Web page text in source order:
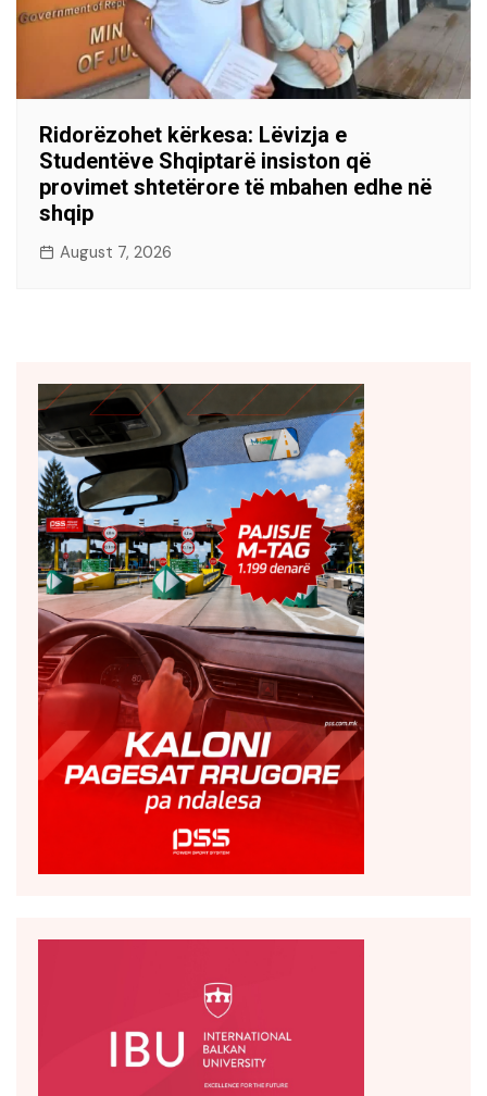
Ridorëzohet kërkesa: Lëvizja e
Studentëve Shqiptarë insiston që
provimet shtetërore të mbahen edhe në
shqip
August 7, 2026